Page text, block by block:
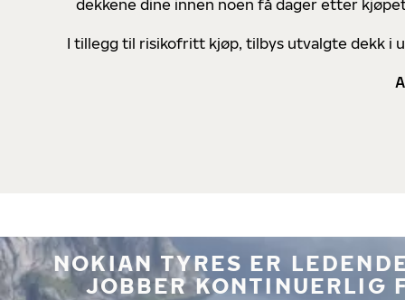
dekkene dine innen noen få dager etter
I tillegg til risikofritt kjøp, tilbys utvalgte dekk i
NOKIAN TYRES ER
JOBBER KONTINUERLIG